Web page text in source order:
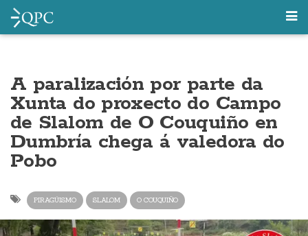
A paralización por parte da
Xunta do proxecto do Campo
de Slalom de O Couquiño en
Dumbría chega á valedora do
Pobo
PIRAGÜISMO SLALOM O COUQUIÑO